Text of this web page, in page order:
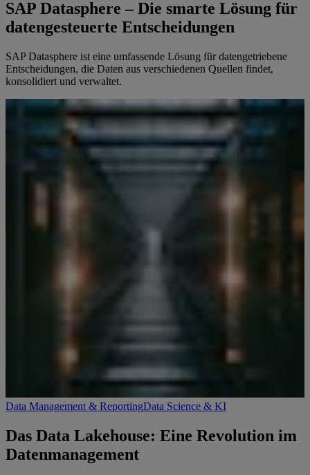
SAP Datasphere – Die smarte Lösung für
datengesteuerte Entscheidungen
SAP Datasphere ist eine umfassende Lösung für datengetriebene
Entscheidungen, die Daten aus verschiedenen Quellen findet,
konsolidiert und verwaltet.
Data Management & ReportingData Science & KI
Das Data Lakehouse: Eine Revolution im
Datenmanagement